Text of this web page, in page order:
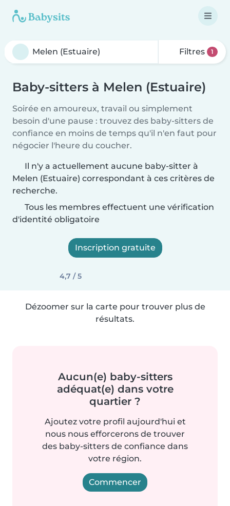
Filtres 1
Baby-sitters à Melen (Estuaire)
Soirée en amoureux, travail ou simplement
besoin d'une pause : trouvez des baby-sitters de
confiance en moins de temps qu'il n'en faut pour
négocier l'heure du coucher.
Il n'y a actuellement aucune baby-sitter à
Melen (Estuaire) correspondant à ces critères de
recherche.
Tous les membres effectuent une vérification
d'identité obligatoire
Inscription gratuite
4,7 / 5
Dézoomer sur la carte pour trouver plus de
résultats.
Aucun(e) baby-sitters
adéquat(e) dans votre
quartier ?
Ajoutez votre profil aujourd'hui et
nous nous efforcerons de trouver
des baby-sitters de confiance dans
votre région.
Commencer